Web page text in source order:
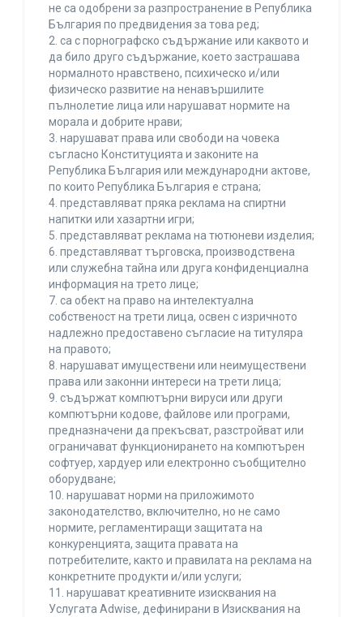
не са одобрени за разпространение в Република
България по предвидения за това ред;
2. са с порнографско съдържание или каквото и
да било друго съдържание, което застрашава
нормалното нравствено, психическо и/или
физическо развитие на ненавършилите
пълнолетие лица или нарушават нормите на
морала и добрите нрави;
3. нарушават права или свободи на човека
съгласно Конституцията и законите на
Република България или международни актове,
по които Република България е страна;
4. представляват пряка реклама на спиртни
напитки или хазартни игри;
5. представляват реклама на тютюневи изделия;
6. представляват търговска, производствена
или служебна тайна или друга конфиденциална
информация на трето лице;
7. са обект на право на интелектуална
собственост на трети лица, освен с изричното
надлежно предоставено съгласие на титуляра
на правото;
8. нарушават имуществени или неимуществени
права или законни интереси на трети лица;
9. съдържат компютърни вируси или други
компютърни кодове, файлове или програми,
предназначени да прекъсват, разстройват или
ограничават функционирането на компютърен
софтуер, хардуер или електронно съобщително
оборудване;
10. нарушават норми на приложимото
законодателство, включително, но не само
нормите, регламентиращи защитата на
конкуренцията, защита правата на
потребителите, както и правилата на реклама на
конкретните продукти и/или услуги;
11. нарушават креативните изисквания на
Услугата Adwise, дефинирани в Изисквания на